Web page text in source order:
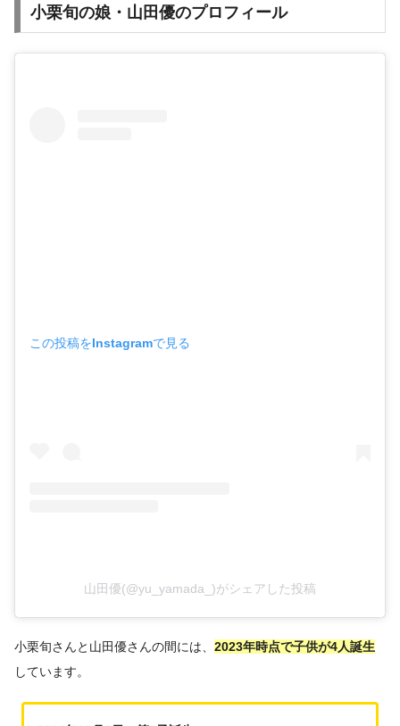
小栗旬の娘・山田優のプロフィール
この投稿をInstagramで見る
山田優(@yu_yamada_)がシェアした投稿
小栗旬さんと山田優さんの間には、 2023年時点で子供が4人誕生
しています。